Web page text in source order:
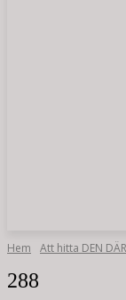
Hem Att hitta DEN
288